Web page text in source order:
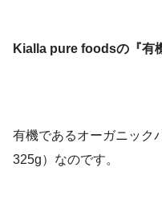
Kialla pure foodsの『有
有機であるオーガニック
325g）なのです。